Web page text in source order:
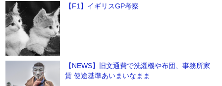
【F1】イギリスGP考察
【NEWS】旧文通費で洗濯機や布団、事務所家
賃 使途基準あいまいなまま